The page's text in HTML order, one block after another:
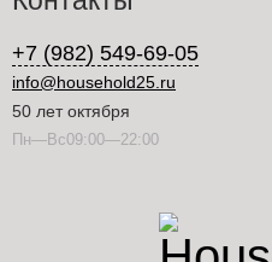
+7 (982) 549-69-05
info@household25.ru
50 лет октября
Пн—Вс09:00—22:00